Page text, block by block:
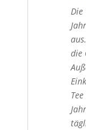
die